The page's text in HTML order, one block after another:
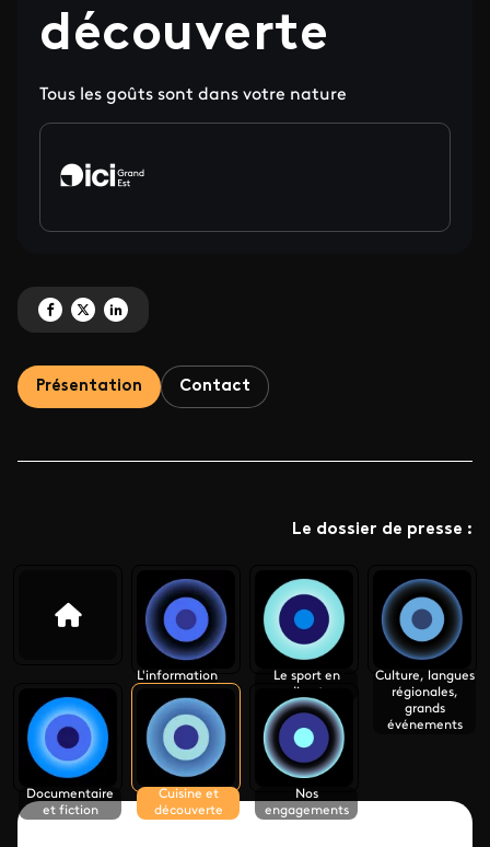
découverte
Tous les goûts sont dans votre nature
Partagez 'Cuisine et découverte' sur Facebook
Partagez 'Cuisine et découverte' sur X
Partagez 'Cuisine et découverte' sur LinkedIn
Présentation Contact
Le dossier de presse :
L'information
Le sport en
direct
Culture, langues
régionales,
grands
événements
Documentaire
et fiction
Cuisine et
découverte
Nos
engagements